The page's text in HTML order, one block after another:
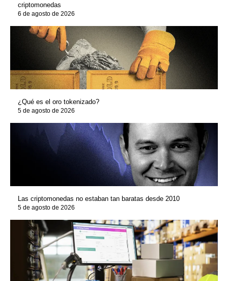
criptomonedas
6 de agosto de 2026
¿Qué es el oro tokenizado?
5 de agosto de 2026
Las criptomonedas no estaban tan baratas desde 2010
5 de agosto de 2026